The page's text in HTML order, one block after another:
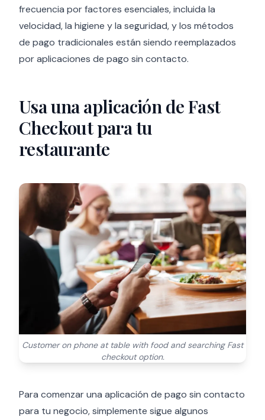
frecuencia por factores esenciales, incluida la
velocidad, la higiene y la seguridad, y los métodos
de pago tradicionales están siendo reemplazados
por aplicaciones de pago sin contacto.
Usa una aplicación de Fast
Checkout para tu
restaurante
Customer on phone at table with food and searching Fast
checkout option.
Para comenzar una aplicación de pago sin contacto
para tu negocio, simplemente sigue algunos